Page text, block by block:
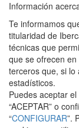
Información
Te informamos
titularidad de
técnicas que
que se ofrecen
terceros que, si lo
estadísticos.
Puedes aceptar
“ACEPTAR” o
“CONFIGURAR”.